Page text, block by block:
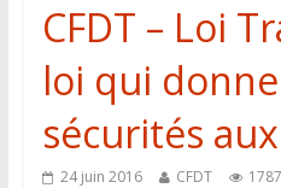
CFDT – Loi
loi qui
sécurités
24 juin 2016 CFDT